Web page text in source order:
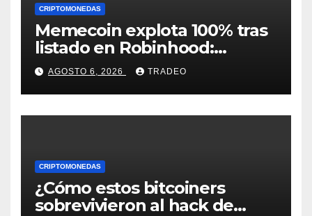
CRIPTOMONEDAS
Memecoin explota 100% tras
listado en Robinhood:
conoce los detalles
AGOSTO 6, 2026 TRADEO
CRIPTOMONEDAS
¿Cómo estos bitcoiners
sobrevivieron al hack de